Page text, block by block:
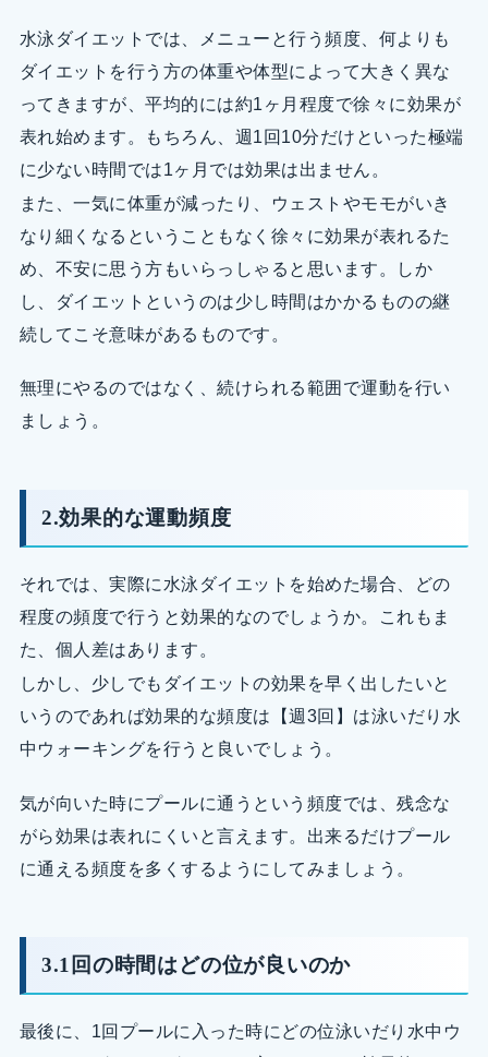
水泳ダイエットでは、メニューと行う頻度、何よりも
ダイエットを行う方の体重や体型によって大きく異な
ってきますが、平均的には約1ヶ月程度で徐々に効果が
表れ始めます。もちろん、週1回10分だけといった極端
に少ない時間では1ヶ月では効果は出ません。
また、一気に体重が減ったり、ウェストやモモがいき
なり細くなるということもなく徐々に効果が表れるた
め、不安に思う方もいらっしゃると思います。しか
し、ダイエットというのは少し時間はかかるものの継
続してこそ意味があるものです。
無理にやるのではなく、続けられる範囲で運動を行い
ましょう。
2.効果的な運動頻度
それでは、実際に水泳ダイエットを始めた場合、どの
程度の頻度で行うと効果的なのでしょうか。これもま
た、個人差はあります。
しかし、少しでもダイエットの効果を早く出したいと
いうのであれば効果的な頻度は【週3回】は泳いだり水
中ウォーキングを行うと良いでしょう。
気が向いた時にプールに通うという頻度では、残念な
がら効果は表れにくいと言えます。出来るだけプール
に通える頻度を多くするようにしてみましょう。
3.1回の時間はどの位が良いのか
最後に、1回プールに入った時にどの位泳いだり水中ウ